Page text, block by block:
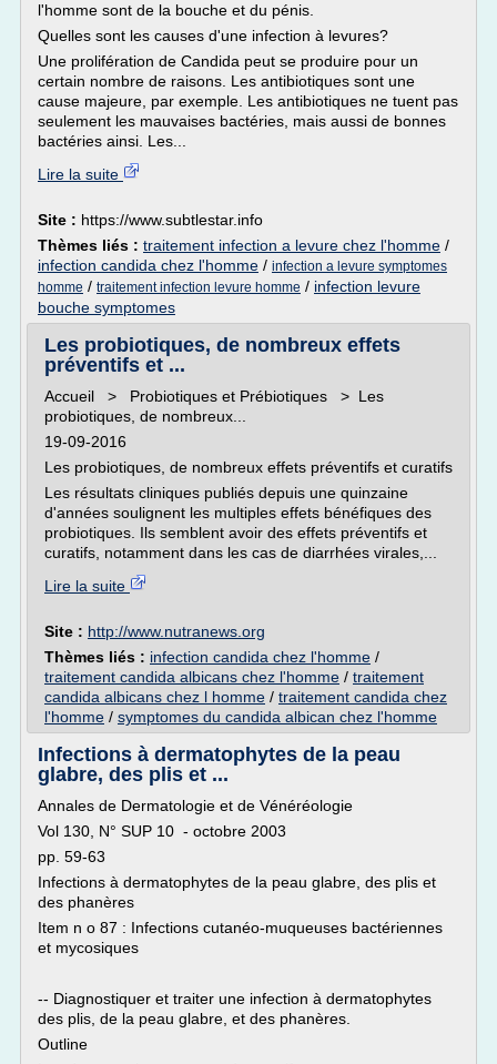
l'homme sont de la bouche et du pénis.
Quelles sont les causes d'une infection à levures?
Une prolifération de Candida peut se produire pour un
certain nombre de raisons. Les antibiotiques sont une
cause majeure, par exemple. Les antibiotiques ne tuent pas
seulement les mauvaises bactéries, mais aussi de bonnes
bactéries ainsi. Les...
Lire la suite
Site : https://www.subtlestar.info
Thèmes liés : traitement infection a levure chez l'homme /
infection candida chez l'homme / infection a levure symptomes
homme / traitement infection levure homme / infection levure
bouche symptomes
Les probiotiques, de nombreux effets
préventifs et ...
Accueil > Probiotiques et Prébiotiques > Les
probiotiques, de nombreux...
19-09-2016
Les probiotiques, de nombreux effets préventifs et curatifs
Les résultats cliniques publiés depuis une quinzaine
d'années soulignent les multiples effets bénéfiques des
probiotiques. Ils semblent avoir des effets préventifs et
curatifs, notamment dans les cas de diarrhées virales,...
Lire la suite
Site : http://www.nutranews.org
Thèmes liés : infection candida chez l'homme /
traitement candida albicans chez l'homme / traitement
candida albicans chez l homme / traitement candida chez
l'homme / symptomes du candida albican chez l'homme
Infections à dermatophytes de la peau
glabre, des plis et ...
Annales de Dermatologie et de Vénéréologie
Vol 130, N° SUP 10 - octobre 2003
pp. 59-63
Infections à dermatophytes de la peau glabre, des plis et
des phanères
Item n o 87 : Infections cutanéo-muqueuses bactériennes
et mycosiques
-- Diagnostiquer et traiter une infection à dermatophytes
des plis, de la peau glabre, et des phanères.
Outline